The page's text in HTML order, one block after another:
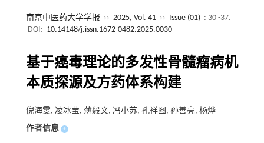
南京中医药大学学报 ›› 2025, Vol. 41 ›› Issue (01) : 30 -37.
DOI: 10.14148/j.issn.1672-0482.2025.0030
基于癌毒理论的多发性骨髓瘤病机
本质探源及方药体系构建
倪海雯, 凌冰莹, 薄毅文, 冯小苏, 孔祥图, 孙善亮, 杨烨
作者信息 +